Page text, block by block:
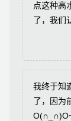
点这种高
了，我们
我终于知
了，因为